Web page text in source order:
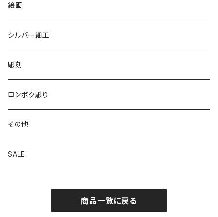
リバーシブル エコバッグ
絵画
シルバー細工
彫刻
ロンボク彫り
その他
SALE
商品一覧に戻る